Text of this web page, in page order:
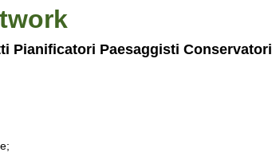
Pianificatori Paesaggisti Conservatori